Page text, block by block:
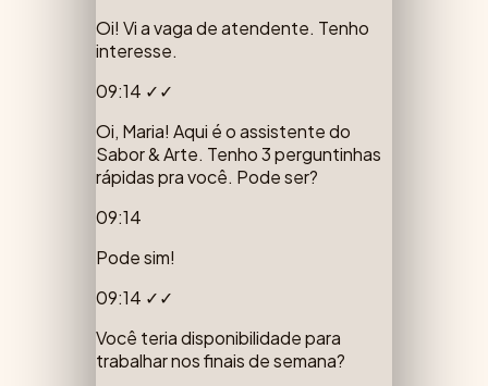
Oi! Vi a vaga de atendente. Tenho
interesse.
09:14 ✓✓
Oi, Maria! Aqui é o assistente do
Sabor & Arte. Tenho 3 perguntinhas
rápidas pra você. Pode ser?
09:14
Pode sim!
09:14 ✓✓
Você teria disponibilidade para
trabalhar nos finais de semana?